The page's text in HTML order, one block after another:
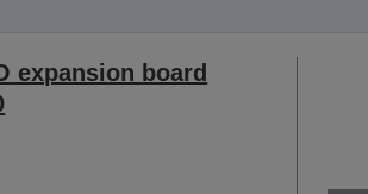
expansion board